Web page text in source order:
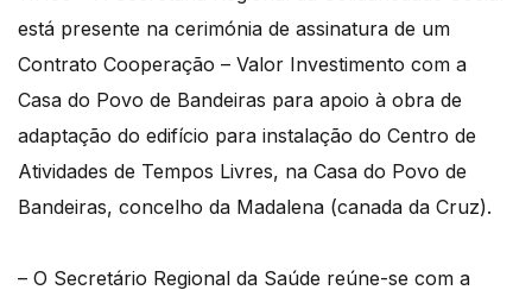
está presente na cerimónia de assinatura de um
Contrato Cooperação – Valor Investimento com a
Casa do Povo de Bandeiras para apoio à obra de
adaptação do edifício para instalação do Centro de
Atividades de Tempos Livres, na Casa do Povo de
Bandeiras, concelho da Madalena (canada da Cruz).
– O Secretário Regional da Saúde reúne-se com a